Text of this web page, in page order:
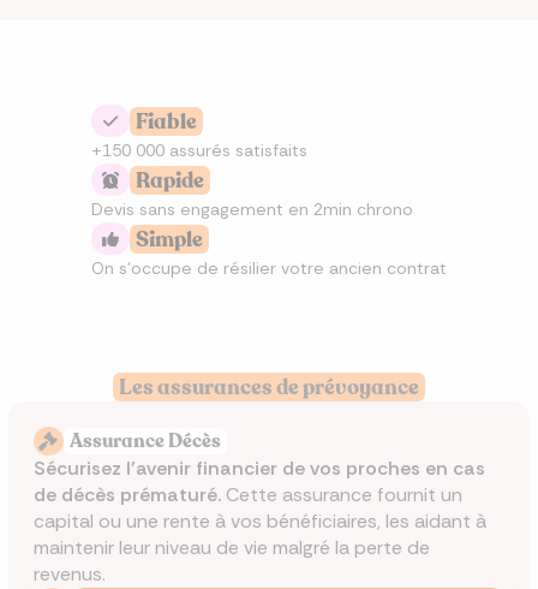
Fiable
+150 000 assurés satisfaits
Rapide
Devis sans engagement en 2min chrono
Simple
On s'occupe de résilier votre ancien contrat
Les assurances de prévoyance
Assurance Décès
Sécurisez l'avenir financier de vos proches en cas
de décès prématuré. Cette assurance fournit un
capital ou une rente à vos bénéficiaires, les aidant à
maintenir leur niveau de vie malgré la perte de
revenus.